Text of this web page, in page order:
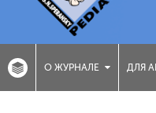
О ЖУРНАЛЕ ДЛЯ